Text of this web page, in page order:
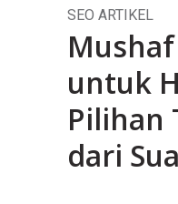
SEO ARTIKEL
Mushaf
untuk
Pilihan
dari